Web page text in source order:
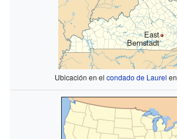
East
Bernstadt
Ubicación en elcondado de Laurel en